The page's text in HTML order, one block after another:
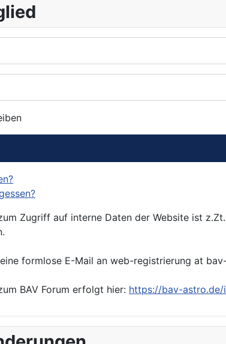
Zugriff auf interne Daten der Website ist
formlose E-Mail an web-registrierung at
BAV Forum erfolgt hier: https://bav-astro.de/